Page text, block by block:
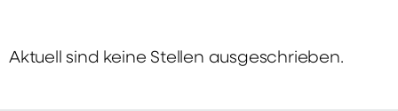
Aktuell sind keine Stellen ausgeschrieben.